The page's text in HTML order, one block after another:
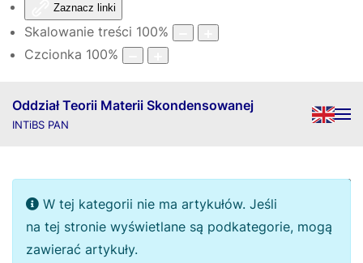
Zaznacz linki
Skalowanie treści 100%
Czcionka 100%
Oddział Teorii Materii Skondensowanej
INTiBS PAN
Informacja
W tej kategorii nie ma artykułów. Jeśli
na tej stronie wyświetlane są podkategorie, mogą
zawierać artykuły.